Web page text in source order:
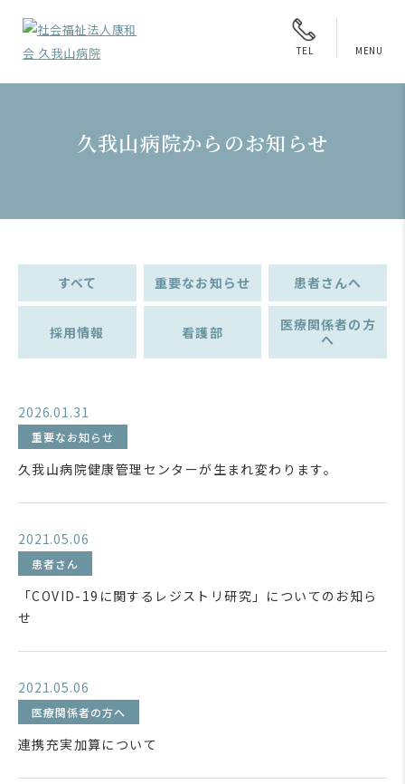
TEL MENU
久我山病院からのお知らせ
すべて 重要なお知らせ 患者さんへ
採用情報 看護部
医療関係者の方
へ
2026.01.31
重要なお知らせ
久我山病院健康管理センターが生まれ変わります。
2021.05.06
患者さん
「COVID-19に関するレジストリ研究」についてのお知ら
せ
2021.05.06
医療関係者の方へ
連携充実加算について